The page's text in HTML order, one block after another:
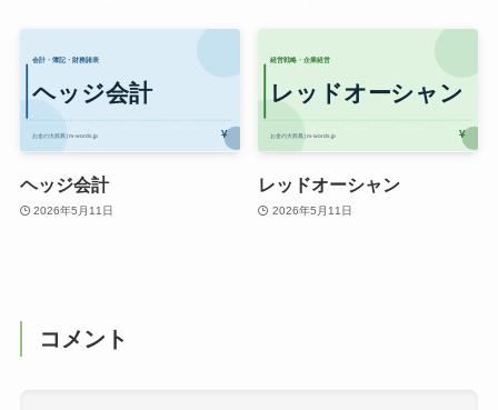
ヘッジ会計
2026年5月11日
レッドオーシャン
2026年5月11日
コメント